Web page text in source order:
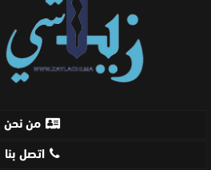
من نحن
اتصل بنا